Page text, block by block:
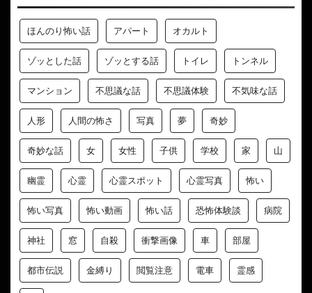
ほんのり怖い話 アパート オカルト
ゾッとした話 ゾッとする話 トイレ トンネル
マンション 不思議な話 不思議体験 不気味な話
人形 人間の怖さ 写真 夢 奇妙
奇妙な話 女 女性 子供 学校 家 山
幽霊 心霊 心霊スポット 心霊写真 怖い
怖い写真 怖い動画 怖い話 恐怖体験談 病院
神社 窓 自殺 衝撃画像 車 部屋
都市伝説 金縛り 閲覧注意 電車 霊感